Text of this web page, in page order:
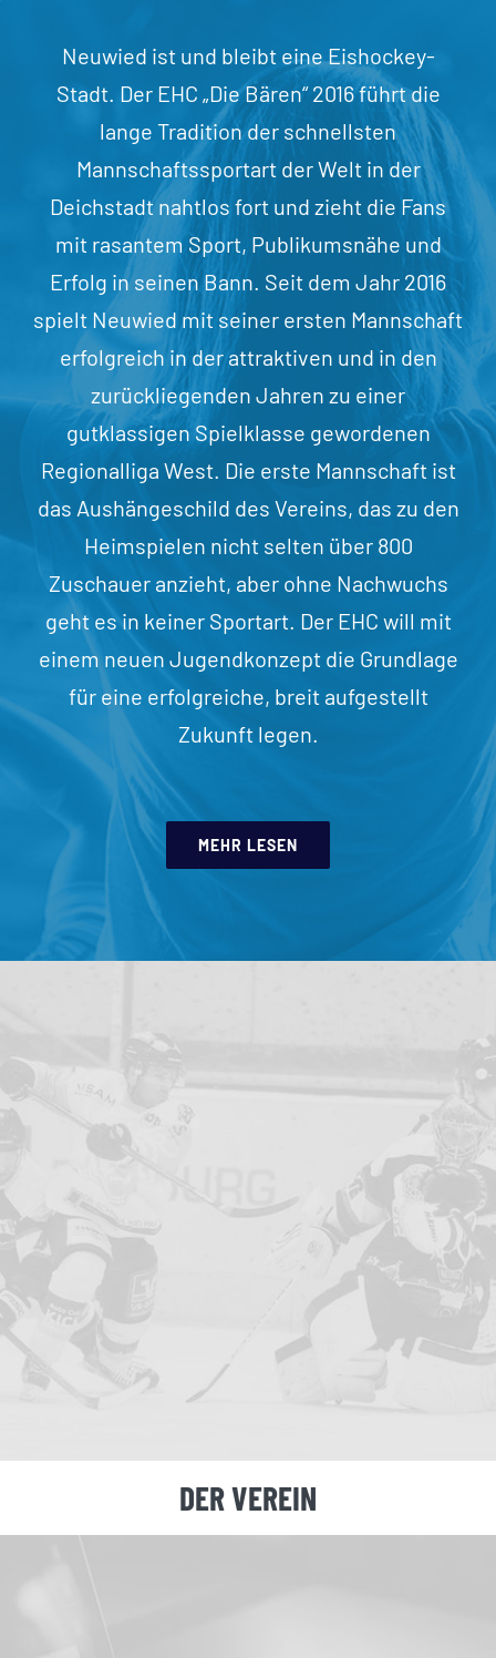
Neuwied ist und bleibt eine Eishockey-
Stadt. Der EHC „Die Bären“ 2016 führt die
lange Tradition der schnellsten
Mannschaftssportart der Welt in der
Deichstadt nahtlos fort und zieht die Fans
mit rasantem Sport, Publikumsnähe und
Erfolg in seinen Bann. Seit dem Jahr 2016
spielt Neuwied mit seiner ersten Mannschaft
erfolgreich in der attraktiven und in den
zurückliegenden Jahren zu einer
gutklassigen Spielklasse gewordenen
Regionalliga West. Die erste Mannschaft ist
das Aushängeschild des Vereins, das zu den
Heimspielen nicht selten über 800
Zuschauer anzieht, aber ohne Nachwuchs
geht es in keiner Sportart. Der EHC will mit
einem neuen Jugendkonzept die Grundlage
für eine erfolgreiche, breit aufgestellt
Zukunft legen.
MEHR LESEN
DER VEREIN